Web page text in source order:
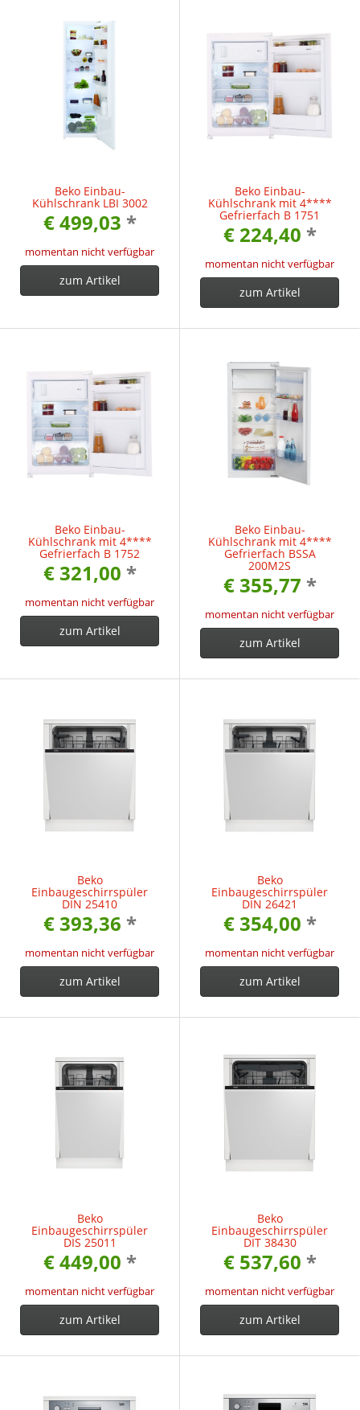
Beko Einbau-
Kühlschrank LBI 3002
€ 499,03 *
momentan nicht verfügbar
zum Artikel
Beko Einbau-
Kühlschrank mit 4****
Gefrierfach B 1751
€ 224,40 *
momentan nicht verfügbar
zum Artikel
Beko Einbau-
Kühlschrank mit 4****
Gefrierfach B 1752
€ 321,00 *
momentan nicht verfügbar
zum Artikel
Beko Einbau-
Kühlschrank mit 4****
Gefrierfach BSSA
200M2S
€ 355,77 *
momentan nicht verfügbar
zum Artikel
Beko
Einbaugeschirrspüler
DIN 25410
€ 393,36 *
momentan nicht verfügbar
zum Artikel
Beko
Einbaugeschirrspüler
DIN 26421
€ 354,00 *
momentan nicht verfügbar
zum Artikel
Beko
Einbaugeschirrspüler
DIS 25011
€ 449,00 *
momentan nicht verfügbar
zum Artikel
Beko
Einbaugeschirrspüler
DIT 38430
€ 537,60 *
momentan nicht verfügbar
zum Artikel